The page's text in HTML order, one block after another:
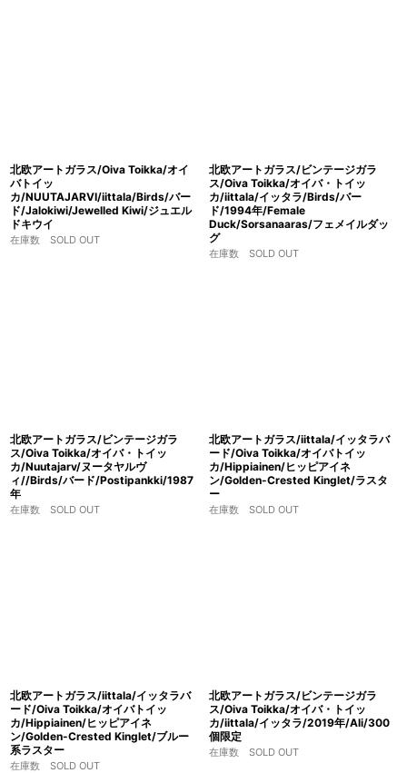
北欧アートガラス/Oiva Toikka/オイ
バトイッ
カ/NUUTAJARVI/iittala/Birds/バー
ド/Jalokiwi/Jewelled Kiwi/ジュエル
ドキウイ
在庫数 SOLD OUT
北欧アートガラス/ビンテージガラ
ス/Oiva Toikka/オイバ・トイッ
カ/iittala/イッタラ/Birds/バー
ド/1994年/Female
Duck/Sorsanaaras/フェメイルダッ
グ
在庫数 SOLD OUT
北欧アートガラス/ビンテージガラ
ス/Oiva Toikka/オイバ・トイッ
カ/Nuutajarv/ヌータヤルヴ
ィ//Birds/バード/Postipankki/1987
年
在庫数 SOLD OUT
北欧アートガラス/iittala/イッタラバ
ード/Oiva Toikka/オイバトイッ
カ/Hippiainen/ヒッピアイネ
ン/Golden-Crested Kinglet/ラスタ
ー
在庫数 SOLD OUT
北欧アートガラス/iittala/イッタラバ
ード/Oiva Toikka/オイバトイッ
カ/Hippiainen/ヒッピアイネ
ン/Golden-Crested Kinglet/ブルー
系ラスター
在庫数 SOLD OUT
北欧アートガラス/ビンテージガラ
ス/Oiva Toikka/オイバ・トイッ
カ/iittala/イッタラ/2019年/Ali/300
個限定
在庫数 SOLD OUT